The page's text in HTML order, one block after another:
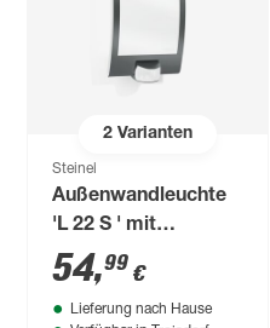
2Varianten
Steinel
Außenwandleuchte
'L 22 S ' mit
Bewegungssensor
60 W IP 44 16,2 x
28,6 cm
54,99 €
Lieferung nach Hause